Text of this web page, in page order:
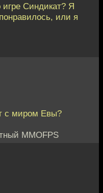
игре Синдикат? Я
или я
с миром Евы?
ММОFPS